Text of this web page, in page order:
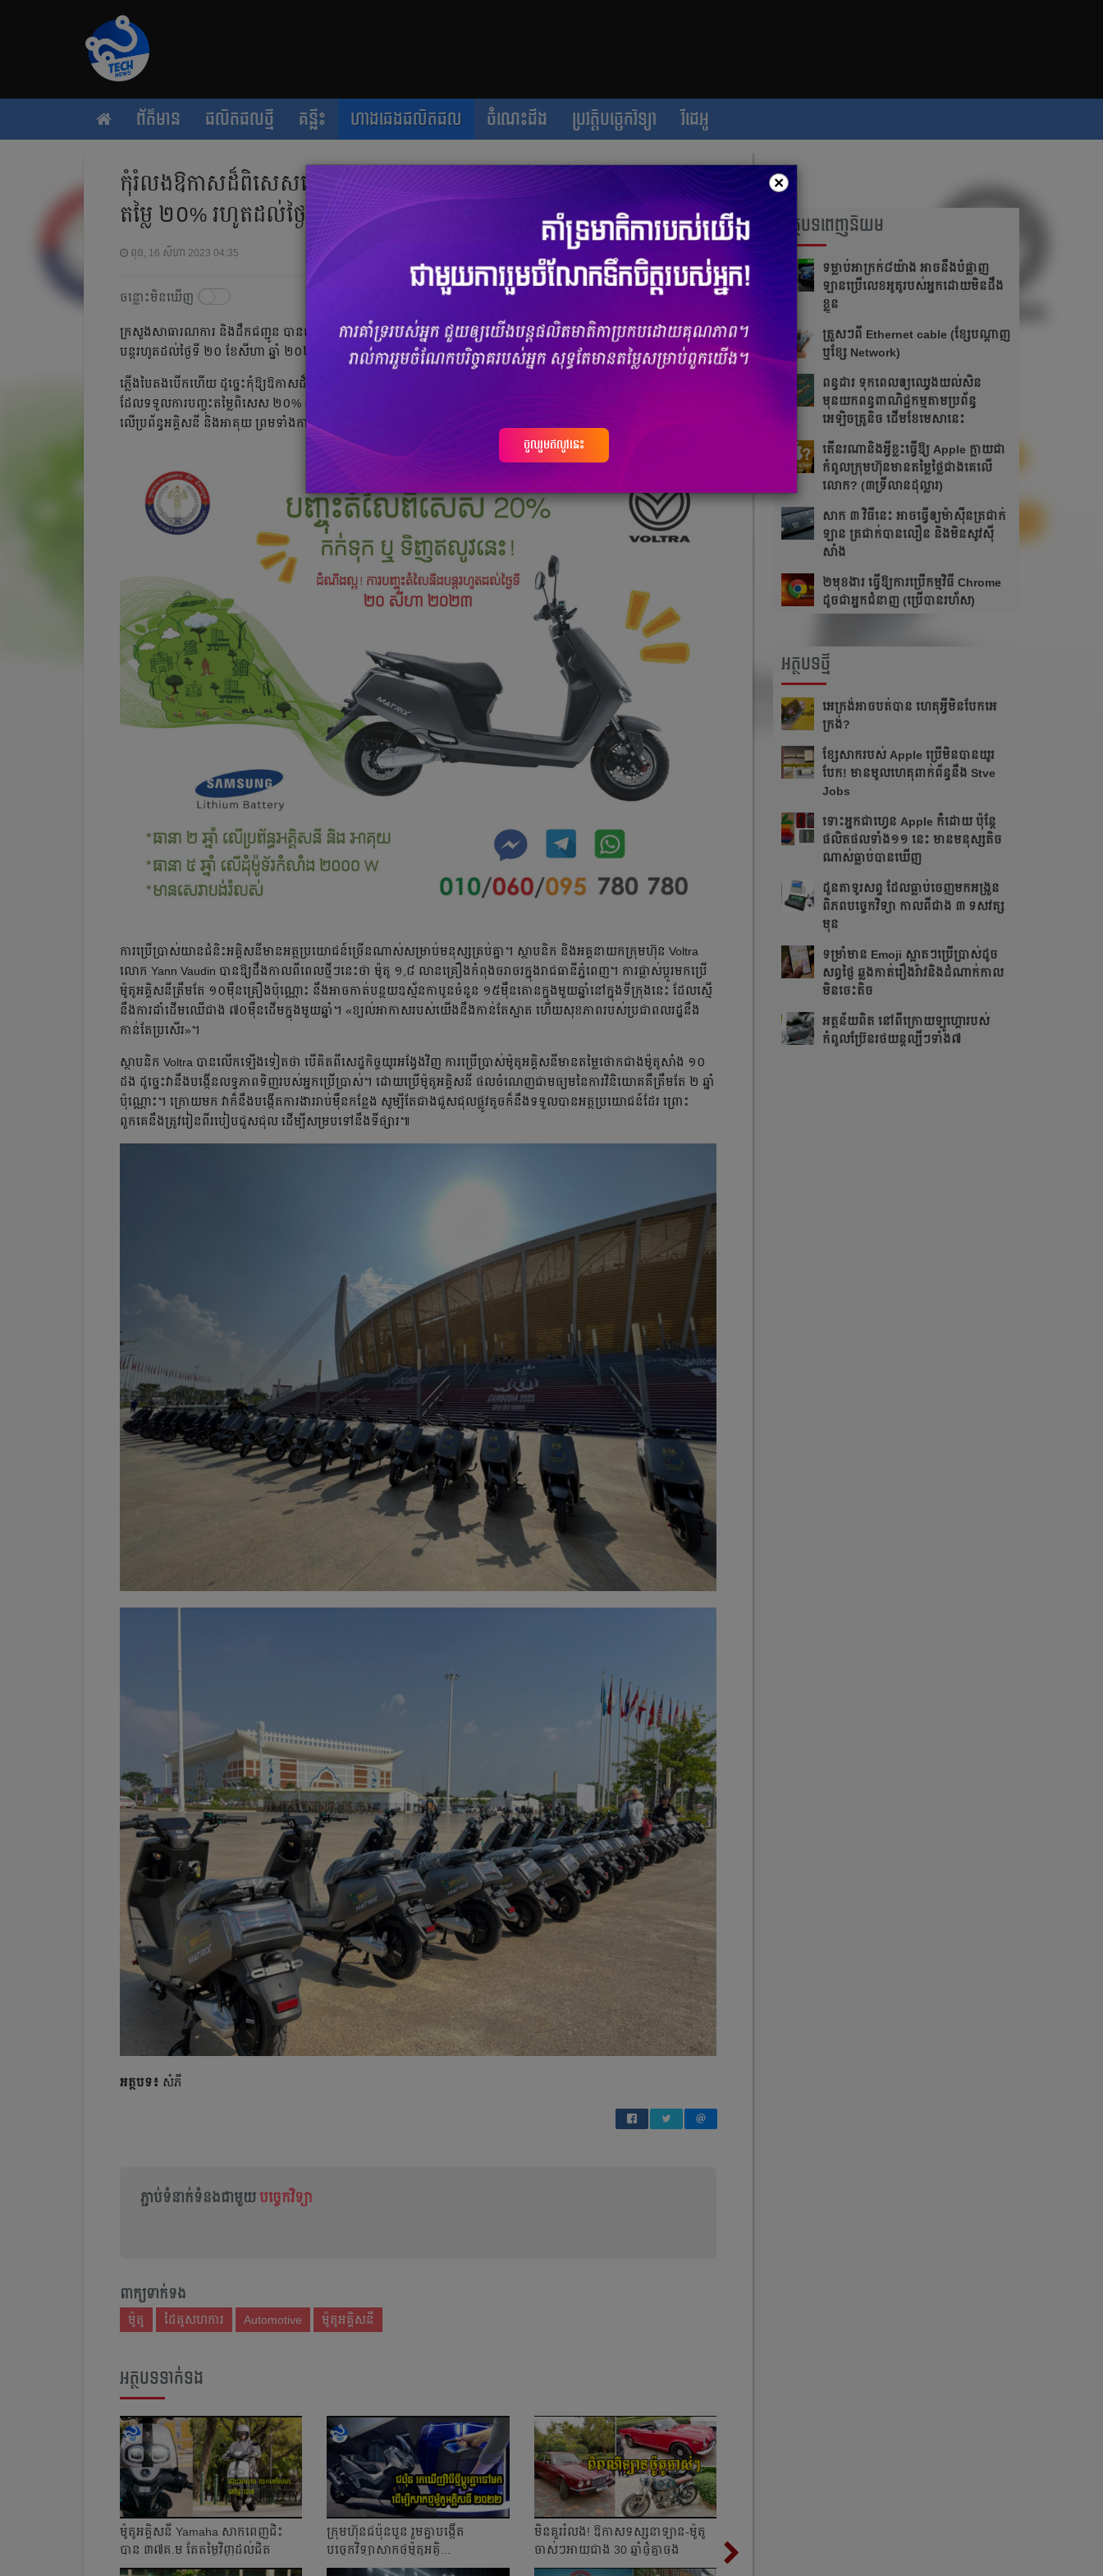
ព័ត៌មាន ផលិតផលថ្មី គន្លឹះ ហាងឆេងផលិតផល ចំណេះដឹង ប្រវត្តិបច្ចេកវិទ្យា វីដេអូ
កុំរំលង​ឱកាសដ៏​ពិសេស​នេះ! ទិញ​ម៉ូតូអគ្គិសនី VOLTRA​ ទទួលបាន​ការបញ្ចុះ
តម្លៃ ២០% រហូតដល់ថ្ងៃទី២០ ខែ​សីហា
ពុធ, 16 សីហា 2023 04:35
ចន្លោះមិនឃើញ
ក្រសួងសាធារណការ និងដឹកជញ្ជូន បានជូនដំណឹងដល់ក្រុមហ៊ុន VOLTRAថា ការឧបត្ថម្ភធន ២០% ក្នុងការទិញម៉ូតូអគ្គិសនី គឺ​អាច
បន្តរហូតដល់ថ្ងៃទី ២០ ខែសីហា ឆ្នាំ ២០២៣ ដោយ​ចំនួនមាន​កំណត់។
ភ្លើងបៃតងបើកហើយ ដូច្នេះ​កុំឱ្យឱកាស​ដ៏ល្អនេះ​រំលងផុតឱ្យសោះ។ អតិថិជន អាចកក់ទុក ឬទិញ​ឥឡូវនេះ​នូវ​ម៉ូតូអគ្គិសនី VOLTRA
ដែល​ទទួលការ​បញ្ចុះតម្លៃ​ពិសេស ២០% ដល់ថ្ងៃទី២០ ខែសីហា ឆ្នាំ​២០២៣។ លើសពីនេះ អតិថិជន​ក៏នឹង​ទទួលបានការធានា ២ឆ្នាំ
លើប្រព័ន្ធអគ្គិសនី និងអាគុយ ព្រមទាំង​ការធានា​ ៥ឆ្នាំ លើដុំម៉ូទ័រកម្លាំង ២០០០វ៉ាត់ផងដែរ។
ការប្រើប្រាស់យានជំនិះអគ្គិសនីមាន​អត្ថប្រយោជន៍ច្រើនណាស់សម្រាប់មនុស្សគ្រប់គ្នា។ ស្ថាបនិក និងអគ្គនាយកក្រុមហ៊ុន Voltra
លោក Yann Vaudin បានឱ្យដឹងកាលពីពេលថ្មីៗនេះ​ថា ម៉ូតូ ១,៨ លានគ្រឿង​កំពុងចរាចរក្នុងរាជធានី​ភ្នំពេញ។ ការផ្លាស់ប្តូរមកប្រើ
ម៉ូតូអគ្គិសនីត្រឹមតែ ១០ម៉ឺនគ្រឿងប៉ុណ្ណោះ នឹងអាចកាត់បន្ថយឧស្ម័នកាបូន​ចំនួន ១៥ម៉ឺនតោន​ក្នុងមួយឆ្នាំនៅក្នុងទីក្រុងនេះ​ ដែលស្មើ
នឹងការ​ដាំដើម​ឈើជាង ៧០ម៉ឺនដើមក្នុងមួយឆ្នាំ។ «ខ្យល់អាកាសរបស់យើងនឹងកាន់តែស្អាត ហើយសុខភាពរបស់ប្រជាពលរដ្ឋនឹង
កាន់តែប្រសើរ»។
ស្ថាបនិក Voltra បានលើកឡើងទៀតថា បើគិតពីសេដ្ឋកិច្ចយូរអង្វែងវិញ ការប្រើប្រាស់ម៉ូតូអគ្គិសនីមានតម្លៃថោកជាងម៉ូតូសាំង ១០
ដង ដូច្នេះវានឹងបង្កើនលទ្ធភាពទិញរបស់អ្នកប្រើប្រាស់។ ដោយប្រើម៉ូតូអគ្គិសនី ផលចំណេញជាមធ្យមនៃការវិនិយោគគឺត្រឹមតែ ២ ឆ្នាំ
ប៉ុណ្ណោះ។ ក្រោយមក វាក៏នឹងបង្កើតការងាររាប់ម៉ឺនកន្លែង សូម្បីតែជាងជួសជុលផ្លូវតូចក៏នឹងទទួលបានអត្ថប្រយោជន៍ដែរ ព្រោះ
ពួកគេនឹងត្រូវរៀនពីរបៀបជួសជុល ដើម្បីសម្របទៅនឹងទីផ្សារ៕
អត្ថបទ៖ សំភី
ភ្ជាប់ទំនាក់ទំនងជាមួយ បច្ចេកវិទ្យា
ពាក្យទាក់ទង
ម៉ូតូ ដៃគូសហការ Automotive ម៉ូតូអគ្គិសនី
អត្ថបទទាក់ទង
ម៉ូតូអគ្គិសនី Yamaha សាកពេញ​ជិះ
បាន ៣៧គ.ម តែ​តម្លៃវិញ​ដល់​ជិត
៤ពាន់ដុល្...
ក្រុមហ៊ុន​ជប៉ុន​​បួន រួមគ្នា​បង្កើត​​
បច្ចេកវិទ្យា​សាក​ថ្ម​​ម៉ូតូ​អគ្គិ...
មិនគួររំលង! ឱកាសទស្សនាឡាន-ម៉ូតូ
ចាស់ៗអាយុជាង 30 ឆ្នាំផ្ដុំគ្នាចុង
សប្ដាហ...
អត្ថបទពេញនិយម
ទម្លាប់​អាក្រក់​​៨​យ៉ាង អាច​នឹង​បំផ្លាញ​​
ឡាន​ប្រើ​លេខ​អូតូ​របស់​អ្នក​ដោយ​មិន​ដឹង​
ខ្លួន
ត្រួស​ៗ​​ពី​ ​Ethernet cable​ ​(ខ្សែ​បណ្ដាញ​
​ឬ​ខ្សែ​ ​Network)
ពន្ធដារ ទុកពេលឲ្យឈ្វេងយល់សិន
មុនយកពន្ធពាណិជ្ជកម្មតាមប្រព័ន្ធ
អេឡិចត្រូនិច ដើមខែមេសានេះ
តើនរណានិងអ្វីខ្លះធ្វើឱ្យ Apple ក្លាយជា
កំពូលក្រុមហ៊ុនមានតម្លៃថ្លៃជាងគេលើ
លោក? (៣ទ្រីលានដុល្លារ)
សាក ៣ វិធីនេះ ​​អាច​ធ្វើ​ឲ្យ​ម៉ាស៊ីន​ត្រជាក់​
ឡាន ត្រជាក់​បាន​លឿន​ និង​មិន​សូវ​ស៊ី​
សាំង​
២មុខងារ ធ្វើឱ្យការប្រើកម្មវិធី Chrome
ដូចជាអ្នកជំនាញ (ប្រើបានរហ័ស)
អត្ថបទថ្មី
អេក្រង់អាចបត់បាន ហេតុអ្វីមិនបែកអេ
ក្រង់?
ខ្សែសាករបស់ Apple ប្រើមិនបានយូរ
បែក! មានមូលហេតុពាក់ព័ន្ធនឹង Stve
Jobs
ទោះអ្នកជាហ្វេន Apple ក៏ដោយ ប៉ុន្ដែ
ផលិតផលទាំង១១ នេះ មានមនុស្សតិច
ណាស់ធ្លាប់បានឃើញ
ដូនតាទូរសព្ទ ដែលធ្លាប់ចេញមកអង្រួន
ពិភពបច្ចេកវិទ្យា កាលពីជាង ៣ ទសវត្ស
មុន
ទម្រាំមាន Emoji ស្អាតៗប្រើប្រាស់ដូច
សព្វថ្ងៃ ឆ្លងកាត់រឿងរ៉ាវនិងដំណាក់កាល
មិនចេះតិច
អត្ថន័យពិត នៅពីក្រោយឡូហ្គោរបស់
កំពូលប្រ៊ែនរថយន្តល្បីៗទាំង៧
×
ចូលរួមឥលូវនេះ